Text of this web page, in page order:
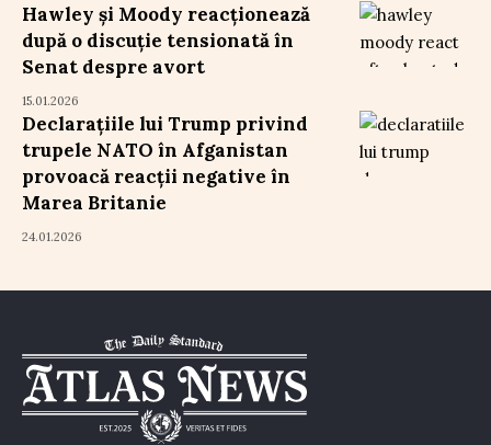
Hawley și Moody reacționează
după o discuție tensionată în
Senat despre avort
15.01.2026
Declarațiile lui Trump privind
trupele NATO în Afganistan
provoacă reacții negative în
Marea Britanie
24.01.2026